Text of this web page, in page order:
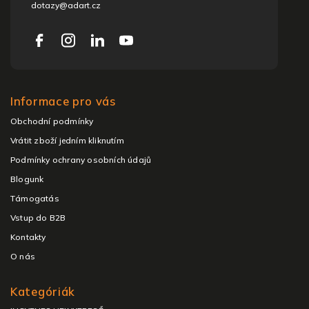
dotazy@adart.cz
Informace pro vás
Obchodní podmínky
Vrátit zboží jedním kliknutím
Podmínky ochrany osobních údajů
Blogunk
Támogatás
Vstup do B2B
Kontakty
O nás
Kategóriák